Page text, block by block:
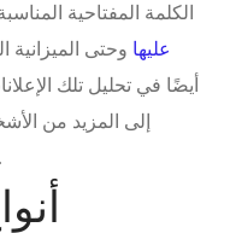
الكلمة المفتاحية
عليها وحتى الميزانية
إلى المزيد من
تحقيق جميع أهداف الحملة المدفوعة.